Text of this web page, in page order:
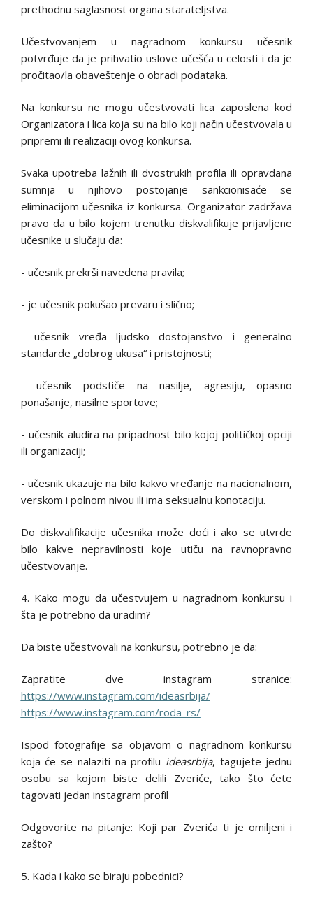
prethodnu saglasnost organa starateljstva.
Učestvovanjem u nagradnom konkursu učesnik
potvrđuje da je prihvatio uslove učešća u celosti i da je
pročitao/la obaveštenje o obradi podataka.
Na konkursu ne mogu učestvovati lica zaposlena kod
Organizatora i lica koja su na bilo koji način učestvovala u
pripremi ili realizaciji ovog konkursa.
Svaka upotreba lažnih ili dvostrukih profila ili opravdana
sumnja u njihovo postojanje sankcionisaće se
eliminacijom učesnika iz konkursa. Organizator zadržava
pravo da u bilo kojem trenutku diskvalifikuje prijavljene
učesnike u slučaju da:
- učesnik prekrši navedena pravila;
- je učesnik pokušao prevaru i slično;
- učesnik vređa ljudsko dostojanstvo i generalno
standarde „dobrog ukusa“ i pristojnosti;
- učesnik podstiče na nasilje, agresiju, opasno
ponašanje, nasilne sportove;
- učesnik aludira na pripadnost bilo kojoj političkoj opciji
ili organizaciji;
- učesnik ukazuje na bilo kakvo vređanje na nacionalnom,
verskom i polnom nivou ili ima seksualnu konotaciju.
Do diskvalifikacije učesnika može doći i ako se utvrde
bilo kakve nepravilnosti koje utiču na ravnopravno
učestvovanje.
4. Kako mogu da učestvujem u nagradnom konkursu i
šta je potrebno da uradim?
Da biste učestvovali na konkursu, potrebno je da:
Zapratite dve instagram stranice:
https://www.instagram.com/ideasrbija/
https://www.instagram.com/roda_rs/
Ispod fotografije sa objavom o nagradnom konkursu
koja će se nalaziti na profilu ideasrbija, tagujete jednu
osobu sa kojom biste delili Zveriće, tako što ćete
tagovati jedan instagram profil
Odgovorite na pitanje: Koji par Zverića ti je omiljeni i
zašto?
5. Kada i kako se biraju pobednici?